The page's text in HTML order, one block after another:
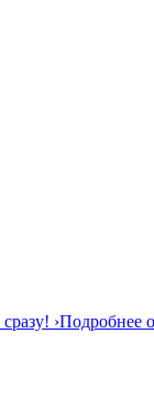
сразу! ›Подробнее